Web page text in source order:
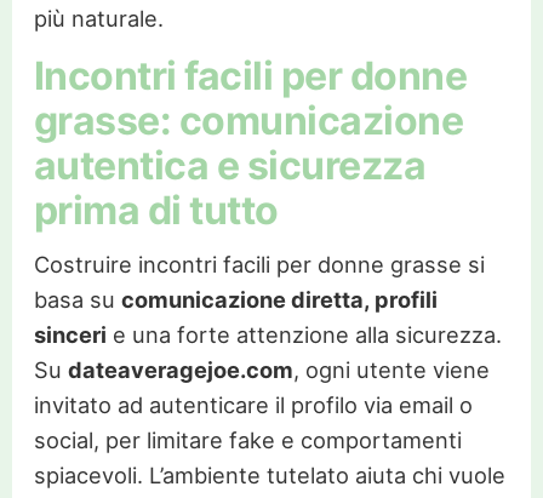
più naturale.
Incontri facili per donne
grasse: comunicazione
autentica e sicurezza
prima di tutto
Costruire incontri facili per donne grasse si
basa su comunicazione diretta, profili
sinceri e una forte attenzione alla sicurezza.
Su dateaveragejoe.com, ogni utente viene
invitato ad autenticare il profilo via email o
social, per limitare fake e comportamenti
spiacevoli. L’ambiente tutelato aiuta chi vuole